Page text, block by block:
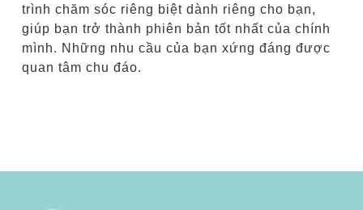
trình chăm sóc riêng biệt dành riêng cho bạn,
giúp bạn trở thành phiên bản tốt nhất của chính
mình. Những nhu cầu của bạn xứng đáng được
quan tâm chu đáo.